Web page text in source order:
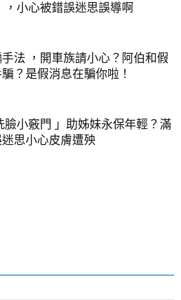
，小心被錯誤迷思誤導啊
法 ，開車族請小心？阿伯和假
？是假消息在騙你啦！
臉小竅門 」助姊妹永保年輕？滿
思小心皮膚遭殃